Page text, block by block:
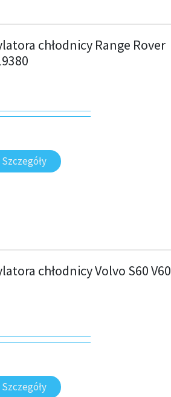
chłodnicy Range Rover
Szczegóły
chłodnicy Volvo S60 V60
Szczegóły